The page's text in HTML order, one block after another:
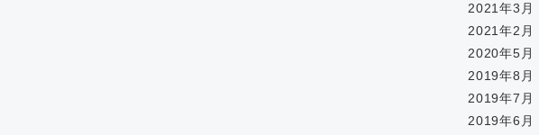
2021年3月
2021年2月
2020年5月
2019年8月
2019年7月
2019年6月